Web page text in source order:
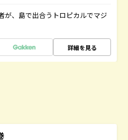
が、島で出合うトロピカルでマジ
詳細を見る